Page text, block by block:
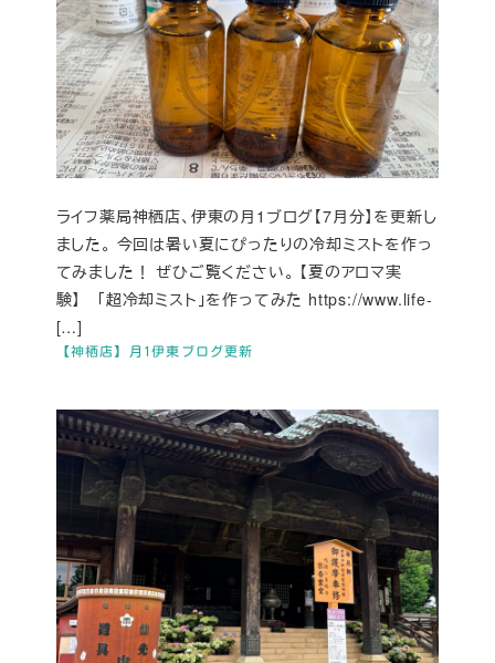
【神栖店】月1伊東ブログ更新
ライフ薬局神栖店、伊東の月1ブログ【7月分】を更新し
ました。 今回は暑い夏にぴったりの冷却ミストを作っ
てみました！ ぜひご覧ください。 【夏のアロマ実
験】 「超冷却ミスト」を作ってみた https://www.life-
[…]